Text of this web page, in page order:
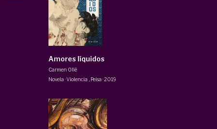
Amores líquidos
Carmen Ollé
Novela · Violencia
Peisa ·2019